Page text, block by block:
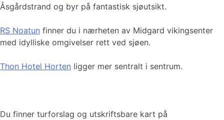
Åsgårdstrand og byr på fantastisk sjøutsikt.
RS Noatun finner du i nærheten av Midgard vikingsenter
med idylliske omgivelser rett ved sjøen.
Thon Hotel Horten ligger mer sentralt i sentrum.
Du finner turforslag og utskriftsbare kart på